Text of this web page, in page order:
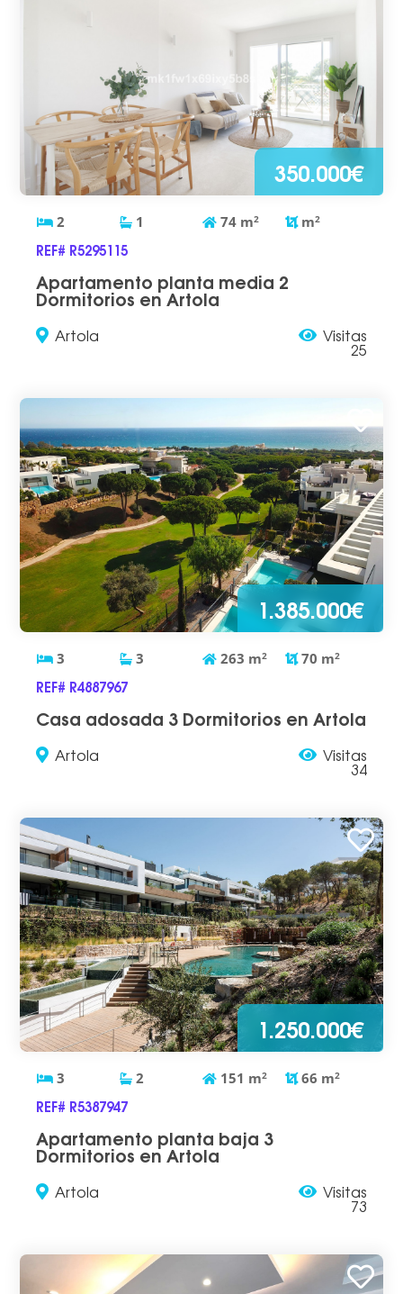
350.000€
2 1 74 m2 m2
REF# R5295115
Apartamento planta media 2
Dormitorios en Artola
Artola Visitas
25
1.385.000€
3 3 263 m2 70 m2
REF# R4887967
Casa adosada 3 Dormitorios en Artola
Artola Visitas
34
1.250.000€
3 2 151 m2 66 m2
REF# R5387947
Apartamento planta baja 3
Dormitorios en Artola
Artola Visitas
73